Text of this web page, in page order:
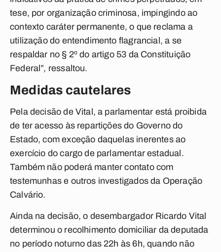
tese, por organização criminosa, impingindo ao
contexto caráter permanente, o que reclama a
utilização do entendimento flagrancial, a se
respaldar no § 2º do artigo 53 da Constituição
Federal”, ressaltou.
Medidas cautelares
Pela decisão de Vital, a parlamentar está proibida
de ter acesso às repartições do Governo do
Estado, com exceção daquelas inerentes ao
exercício do cargo de parlamentar estadual.
Também não poderá manter contato com
testemunhas e outros investigados da Operação
Calvário.
Ainda na decisão, o desembargador Ricardo Vital
determinou o recolhimento domiciliar da deputada
no período noturno das 22h às 6h, quando não